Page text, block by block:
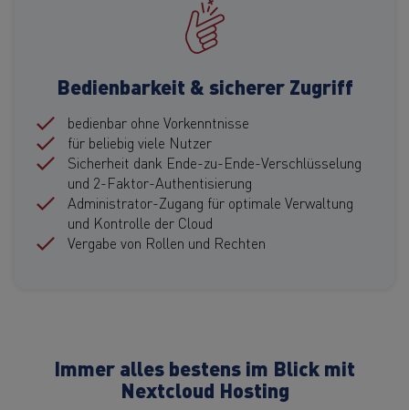
Bedienbarkeit & sicherer Zugriff
bedienbar ohne Vorkenntnisse
für beliebig viele Nutzer
Sicherheit dank Ende-zu-Ende-Verschlüsselung
und 2-Faktor-Authentisierung
Administrator-Zugang für optimale Verwaltung
und Kontrolle der Cloud
Vergabe von Rollen und Rechten
Immer alles bestens im Blick mit
Nextcloud Hosting